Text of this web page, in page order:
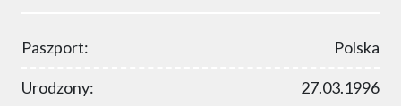
Paszport: Polska
Urodzony: 27.03.1996